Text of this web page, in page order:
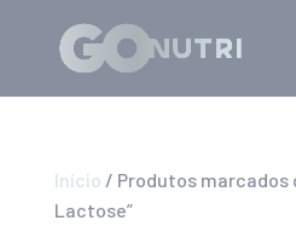
Início / Produtos marcados
Lactose”